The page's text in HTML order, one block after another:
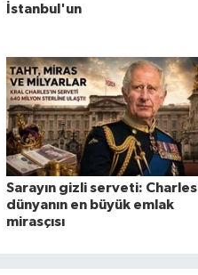
İstanbul'un
Sarayın gizli serveti: Charles
dünyanın en büyük emlak
mirasçısı